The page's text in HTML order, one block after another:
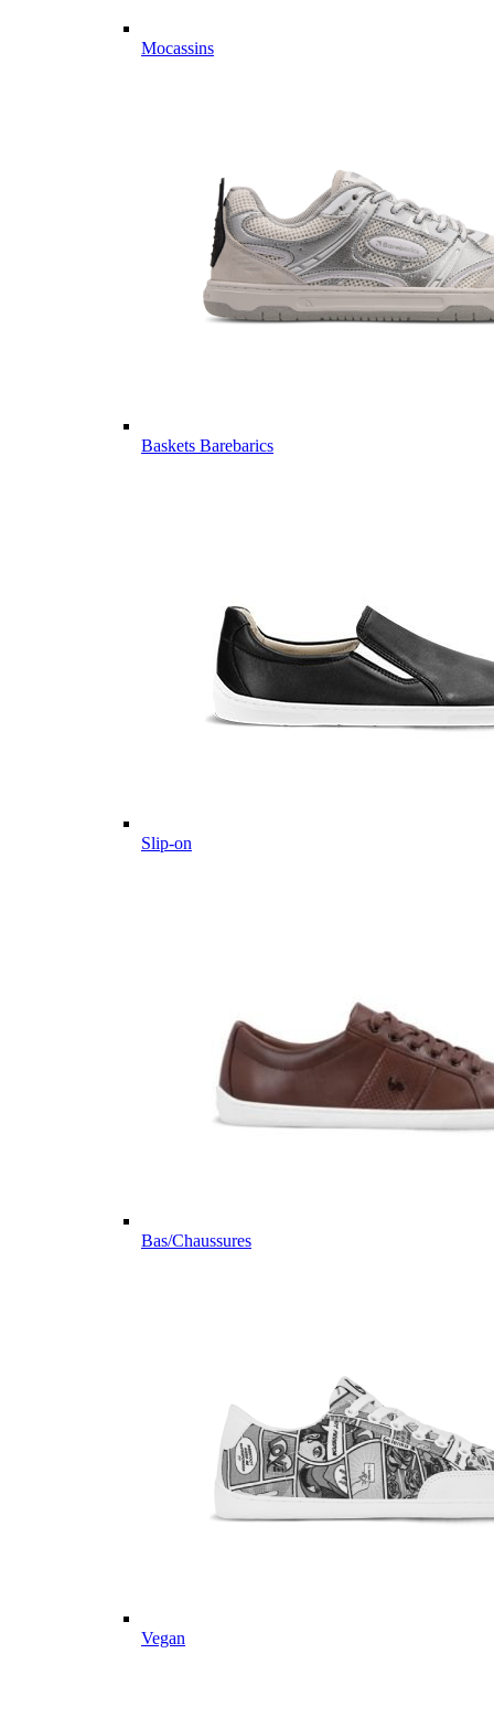
Mocassins
Baskets Barebarics
Slip-on
Bas/Chaussures
Vegan